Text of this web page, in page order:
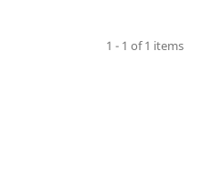
1 - 1 of 1 items